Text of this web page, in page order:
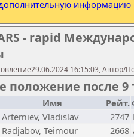
информацию
- rapid
16:15:03, Автор/
положение после 9
Имя Рейт.
Artemiev, Vladislav 2747
Radjabov, Teimour 2668